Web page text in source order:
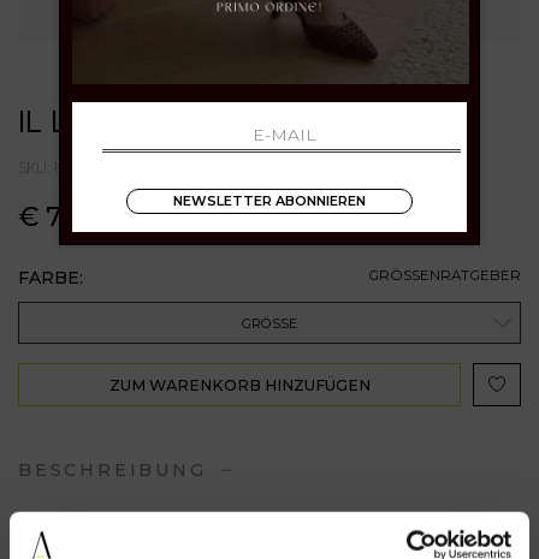
IL LACCIO
SKU: 1921SUEDERED
€ 79.00
FARBE: GRÖSSENRATGEBER
GRÖSSE
ZUM WARENKORB HINZUFÜGEN
BESCHREIBUNG
VERFÜGBAR IN
NEWSLETTER ABONNIEREN